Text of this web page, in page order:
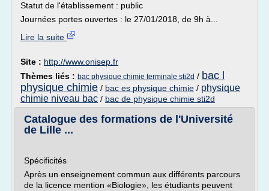
Statut de l'établissement : public
Journées portes ouvertes : le 27/01/2018, de 9h à...
Lire la suite
Site : http://www.onisep.fr
Thèmes liés : bac physique chimie terminale sti2d / bac l
physique chimie / bac es physique chimie / physique
chimie niveau bac / bac de physique chimie sti2d
Catalogue des formations de l'Université
de Lille ...
Spécificités
Après un enseignement commun aux différents parcours
de la licence mention «Biologie», les étudiants peuvent